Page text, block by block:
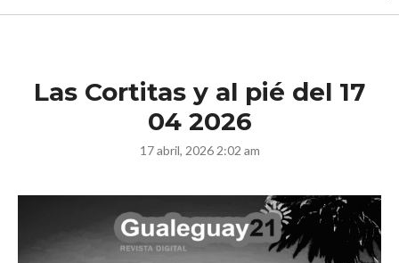
Las Cortitas y al pié del 17
04 2026
17 abril, 2026 2:02 am